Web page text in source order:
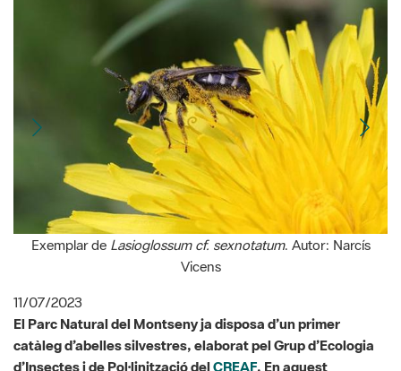
Exemplar deLasioglossum cf. sexnotatum
. Autor: Narcís
Vicens
11/07/2023
El Parc Natural del Montseny ja disposa d’un primer
d’Insectes i de Pol·linització del
inventari, s’han identificat 274 espècies de 37 gèneres,
però la xifra es preveu que serà més elevada perquè
encara hi ha espècimens pendents d’identificar i cal